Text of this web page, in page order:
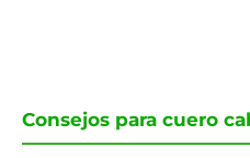
Consejos para cuero